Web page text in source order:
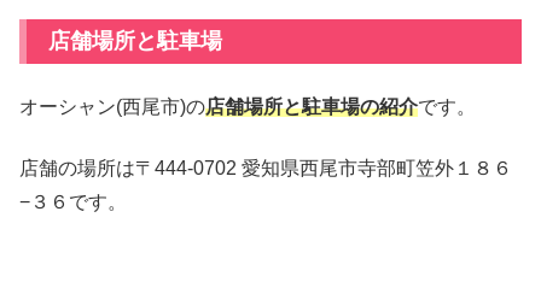
店舗場所と駐車場
オーシャン(西尾市)の店舗場所と駐車場の紹介です。
店舗の場所は〒444-0702 愛知県西尾市寺部町笠外１８６
−３６です。